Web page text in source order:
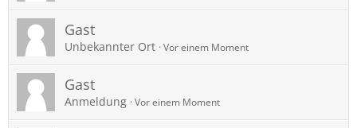
Gast
Unbekannter Ort Vor einem Moment
Gast
Anmeldung Vor einem Moment